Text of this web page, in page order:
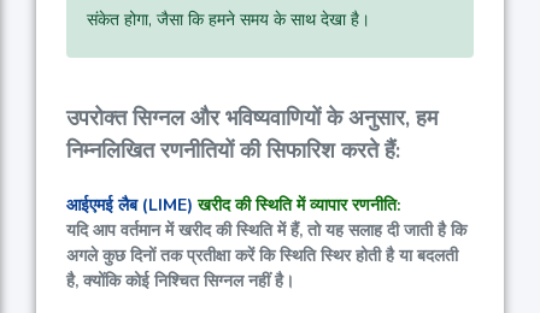
संकेत होगा, जैसा कि हमने समय के साथ देखा है।
उपरोक्त सिग्नल और भविष्यवाणियों के अनुसार, हम
निम्नलिखित रणनीतियों की सिफारिश करते हैं:
आईएमई लैब (LIME) खरीद की स्थिति में व्यापार रणनीति:
यदि आप वर्तमान में खरीद की स्थिति में हैं, तो यह सलाह दी जाती है कि
अगले कुछ दिनों तक प्रतीक्षा करें कि स्थिति स्थिर होती है या बदलती
है, क्योंकि कोई निश्चित सिग्नल नहीं है।